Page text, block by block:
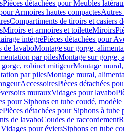
Pièces détachées pour Meubles
Armoires hautes compactesAutres
Compartiments de tiroirs et casiers
Miroirs et armoires et toiletteMiroirs
intégréPièces détachées pour
de lavaboMontage sur gorge,
par pilesMontage sur gorge,
gorge, robinet mitigeurMontage
par pilesMontage mural,
AccessoiresPièces détachées
murauxVidages pour lavabo
pour Siphons en tube coudé,
Pièces détachées pour Siphons à
de lavaboCoudes de raccordement
pour éviersSiphons en tube